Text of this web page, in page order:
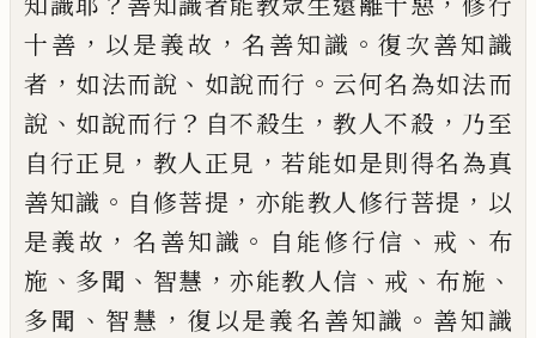
十善 ， 以是義故 ，名善知識 。復次善知識
者 ， 如法而說 、 如說而行 。 云何名為如法而
說 、 如說而行 ？ 自不殺生 ，教人不殺 ， 乃至
自行正見 ， 教人正見 ，若能如是則得名為真
善知識 。 自修菩提 ， 亦能教人修行菩提 ， 以
是義故 ，名善知識 。 自能修行信 、 戒 、 布
施 、 多聞 、 智慧 ，亦能教人信 、 戒 、 布施 、
多聞 、 智慧 ， 復以是義名善知識 。 善知識